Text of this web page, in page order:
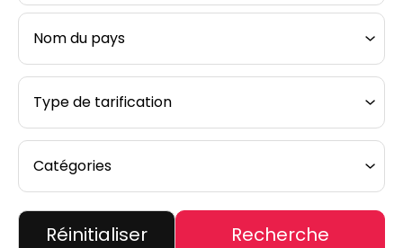
Recherche
Réinitialiser